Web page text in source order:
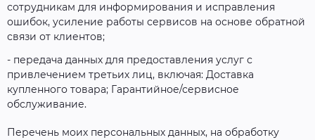
сотрудникам для информирования и исправления
ошибок, усиление работы сервисов на основе обратной
связи от клиентов;
- передача данных для предоставления услуг с
привлечением третьих лиц, включая: Доставка
купленного товара; Гарантийное/сервисное
обслуживание.
Перечень моих персональных данных, на обработку